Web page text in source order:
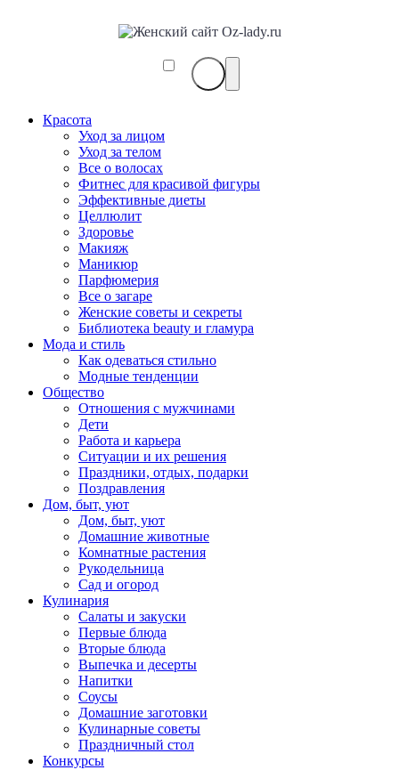
Красота
Уход за лицом
Уход за телом
Все о волосах
Фитнес для красивой фигуры
Эффективные диеты
Целлюлит
Здоровье
Макияж
Маникюр
Парфюмерия
Все о загаре
Женские советы и секреты
Библиотека beauty и гламура
Мода и стиль
Как одеваться стильно
Модные тенденции
Общество
Отношения с мужчинами
Дети
Работа и карьера
Ситуации и их решения
Праздники, отдых, подарки
Поздравления
Дом, быт, уют
Дом, быт, уют
Домашние животные
Комнатные растения
Рукодельница
Сад и огород
Кулинария
Салаты и закуски
Первые блюда
Вторые блюда
Выпечка и десерты
Напитки
Соусы
Домашние заготовки
Кулинарные советы
Праздничный стол
Конкурсы